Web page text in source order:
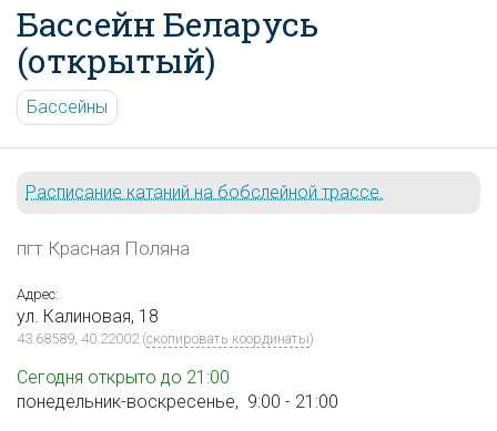
Бассейн Беларусь
(открытый)
Бассейны
Расписание катаний на бобслейной трассе.
пгт Красная Поляна
Адрес:
ул. Калиновая, 18
43.68589, 40.22002(скопировать координаты)
Сегодня открыто до 21:00
понедельник-воскресенье, 9:00 - 21:00